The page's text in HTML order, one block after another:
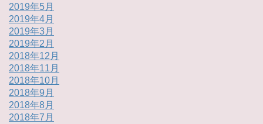
2019年5月
2019年4月
2019年3月
2019年2月
2018年12月
2018年11月
2018年10月
2018年9月
2018年8月
2018年7月